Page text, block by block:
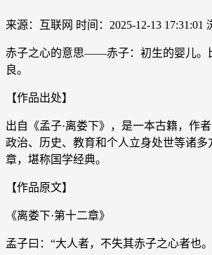
来源：互联网 时间：2025-12-13 17:31:01
赤子之心的意思——赤子：初生的婴儿。
良。
【作品出处】
出自《孟子·离娄下》，是一本古籍，作
政治、历史、教育和个人立身处世等诸多
章，堪称国学经典。
【作品原文】
《离娄下·第十二章》
孟子曰：“大人者，不失其赤子之心者也